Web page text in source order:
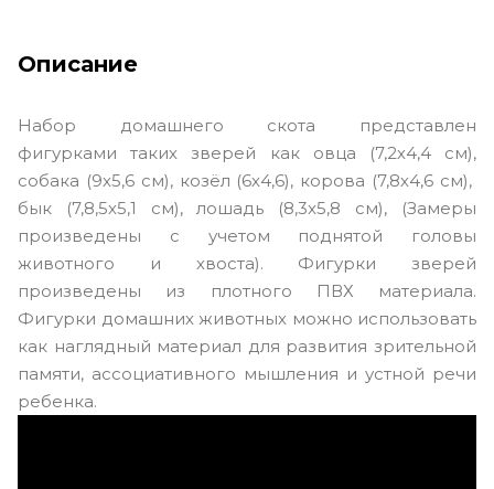
Описание
Набор домашнего скота представлен
фигурками таких зверей как овца (7,2х4,4 см),
собака (9х5,6 см), козёл (6х4,6), корова (7,8х4,6 см),
бык (7,8,5х5,1 см), лошадь (8,3x5,8 см), (Замеры
произведены с учетом поднятой головы
животного и хвоста). Фигурки зверей
произведены из плотного ПВХ материала.
Фигурки домашних животных можно использовать
как наглядный материал для развития зрительной
памяти, ассоциативного мышления и устной речи
ребенка.